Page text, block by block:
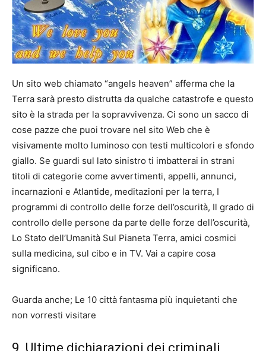
Un sito web chiamato “angels heaven” afferma che la
Terra sarà presto distrutta da qualche catastrofe e questo
sito è la strada per la sopravvivenza. Ci sono un sacco di
cose pazze che puoi trovare nel sito Web che è
visivamente molto luminoso con testi multicolori e sfondo
giallo. Se guardi sul lato sinistro ti imbatterai in strani
titoli di categorie come avvertimenti, appelli, annunci,
incarnazioni e Atlantide, meditazioni per la terra, I
programmi di controllo delle forze dell’oscurità, Il grado di
controllo delle persone da parte delle forze dell’oscurità,
Lo Stato dell’Umanità Sul Pianeta Terra, amici cosmici
sulla medicina, sul cibo e in TV. Vai a capire cosa
significano.
Guarda anche; Le 10 città fantasma più inquietanti che
non vorresti visitare
9. Ultime dichiarazioni dei criminali